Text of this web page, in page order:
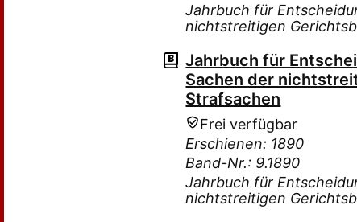
Jahrbuch für
nichtstreitigen
Jahrbuch für
Sachen der
Strafsachen
Frei verfügbar
Erschienen: 1890
Band-Nr.: 9.1890
Jahrbuch für
nichtstreitigen